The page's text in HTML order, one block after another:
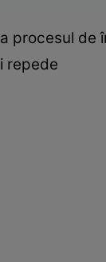
procesul de
repede